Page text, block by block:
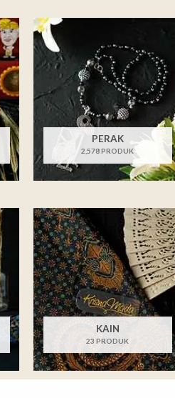
PERAK
2,578 PRODUK
KAIN
23 PRODUK